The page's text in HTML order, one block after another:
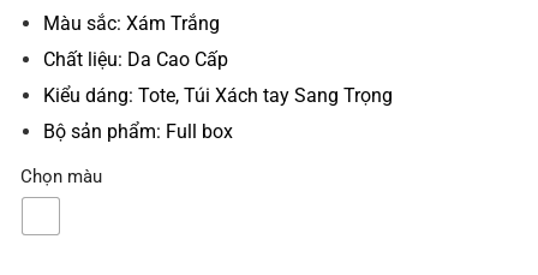
Màu sắc: Xám Trắng
Chất liệu: Da Cao Cấp
Kiểu dáng: Tote, Túi Xách tay Sang Trọng
Bộ sản phẩm: Full box
Chọn màu